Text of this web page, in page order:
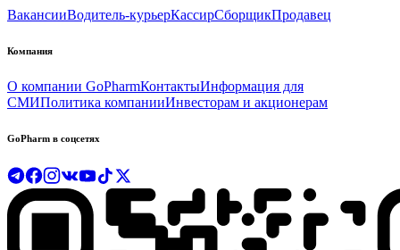
ВакансииВодитель-курьерКассирСборщикПродавец
Компания
О компании GoPharmКонтактыИнформация для
СМИПолитика компанииИнвесторам и акционерам
GoPharm в соцсетях